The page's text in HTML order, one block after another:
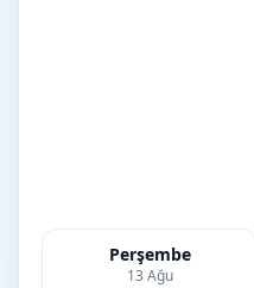
Perşembe
13 Ağu